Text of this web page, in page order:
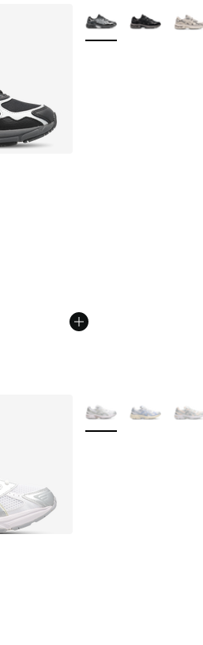
Prix en baisse de € 104,99 à
Plus de couleurs
Plus de couleurs